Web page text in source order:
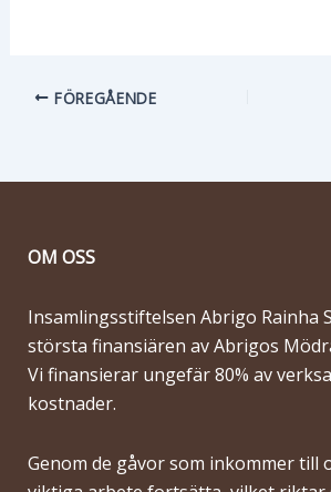
FÖREGÅENDE
OM OSS
Insamlingsstiftelsen Abrigo Rainha
största finansiären av Abrigos
Vi finansierar ungefär 80% av
kostnader.
Genom de gåvor som inkommer till